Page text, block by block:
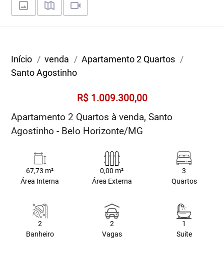
Início venda
Apartamento 2 Quartos
Santo Agostinho
R$ 1.009.300,00
Apartamento 2 Quartos à venda, Santo
Agostinho - Belo Horizonte/MG
67,73 m²
Área Interna
0,00 m²
Área Externa
3
Quartos
2
Banheiro
2
Vagas
1
Suite